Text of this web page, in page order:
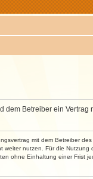
dem Betreiber ein
mit dem Betreiber
nutzen. Für die
ohne Einhaltung einer Frist